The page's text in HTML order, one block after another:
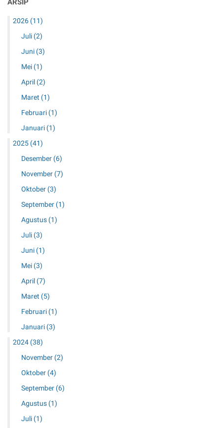
ARSIP
2026 (11)
Juli (2)
Juni (3)
Mei (1)
April (2)
Maret (1)
Februari (1)
Januari (1)
2025 (41)
Desember (6)
November (7)
Oktober (3)
September (1)
Agustus (1)
Juli (3)
Juni (1)
Mei (3)
April (7)
Maret (5)
Februari (1)
Januari (3)
2024 (38)
November (2)
Oktober (4)
September (6)
Agustus (1)
Juli (1)